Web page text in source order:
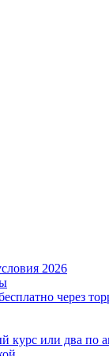
2026
через
курс или два по